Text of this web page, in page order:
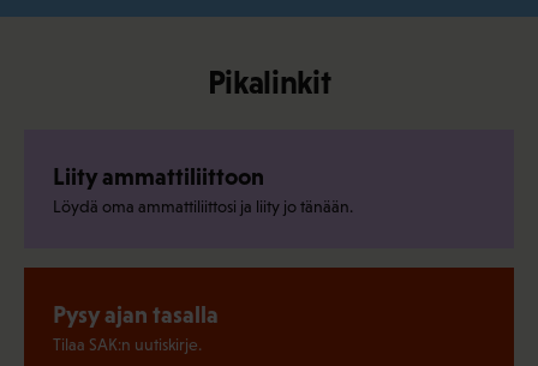
Pikalinkit
Liity ammattiliittoon
Löydä oma ammattiliittosi ja liity jo tänään.
Pysy ajan tasalla
Tilaa SAK:n uutiskirje.